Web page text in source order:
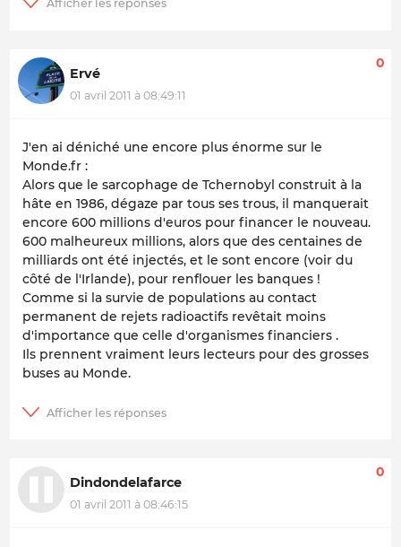
Ervé
01 avril 2011 à 08:49:11
0
J'en ai déniché une encore plus énorme sur le
Monde.fr :
Alors que le sarcophage de Tchernobyl construit à la
hâte en 1986, dégaze par tous ses trous, il manquerait
encore 600 millions d'euros pour financer le nouveau.
600 malheureux millions, alors que des centaines de
milliards ont été injectés, et le sont encore (voir du
côté de l'Irlande), pour renflouer les banques !
Comme si la survie de populations au contact
permanent de rejets radioactifs revêtait moins
d'importance que celle d'organismes financiers .
Ils prennent vraiment leurs lecteurs pour des grosses
buses au Monde.
Dindondelafarce
01 avril 2011 à 08:46:15
0